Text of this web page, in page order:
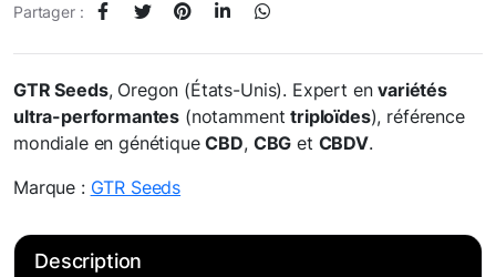
Partager :
GTR Seeds, Oregon (États-Unis). Expert envariétés
ultra-performantes (notammenttriploïdes), référence
mondiale en génétiqueCBD, CBG et CBDV.
Marque : GTR Seeds
Description